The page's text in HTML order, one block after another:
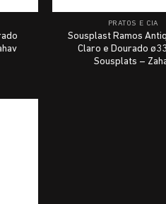
PRATOS E CIA
Sousplast Ramos
Claro e Dourado
Sousplats –